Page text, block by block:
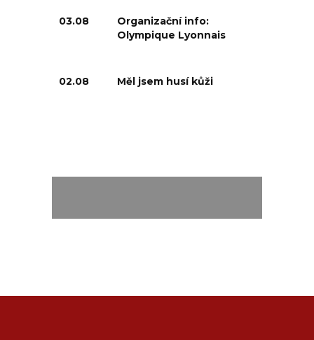
03.08
Organizační info:
Olympique Lyonnais
02.08 Měl jsem husí kůži